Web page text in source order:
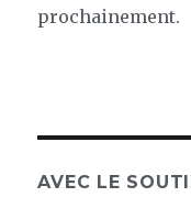
prochainement.
AVEC LE